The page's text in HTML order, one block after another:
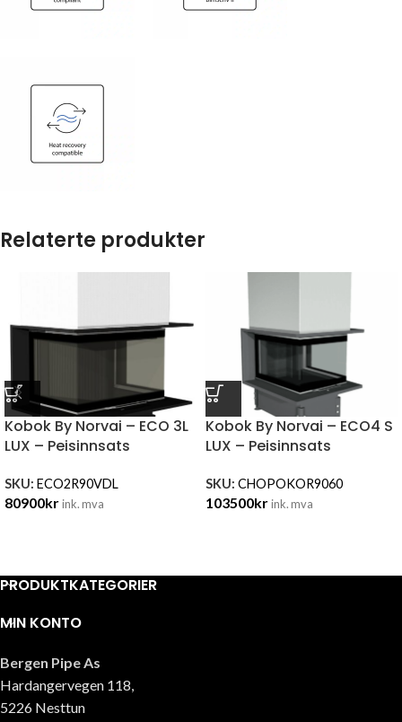
Relaterte produkter
Kobok By Norvai – ECO 3L
LUX – Peisinnsats
SKU: ECO2R90VDL
80900krink. mva
Kobok By Norvai – ECO4 S
LUX – Peisinnsats
SKU: CHOPOKOR9060
103500krink. mva
PRODUKTKATEGORIER
MIN KONTO
Bergen Pipe As
Hardangervegen 118,
5226 Nesttun